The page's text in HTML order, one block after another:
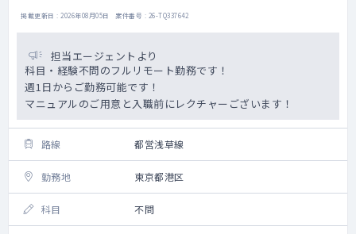
掲載更新日 : 2026年08月05日 案件番号 : 26-TQ337642
担当エージェントより
科目・経験不問のフルリモート勤務です！
週1日からご勤務可能です！
マニュアルのご用意と入職前にレクチャーございます！
路線 都営浅草線
勤務地 東京都港区
科目 不問